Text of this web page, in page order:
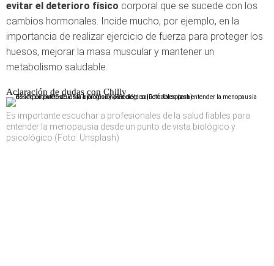
evitar el deterioro físico corporal que se sucede con los
cambios hormonales. Incide mucho, por ejemplo, en la
importancia de realizar ejercicio de fuerza para proteger los
huesos, mejorar la masa muscular y mantener un
metabolismo saludable.
Aclaración de dudas con Chilly
Es importante escuchar a profesionales de la salud fiables para
entender la menopausia desde un punto de vista biológico y
psicológico (Foto: Unsplash)